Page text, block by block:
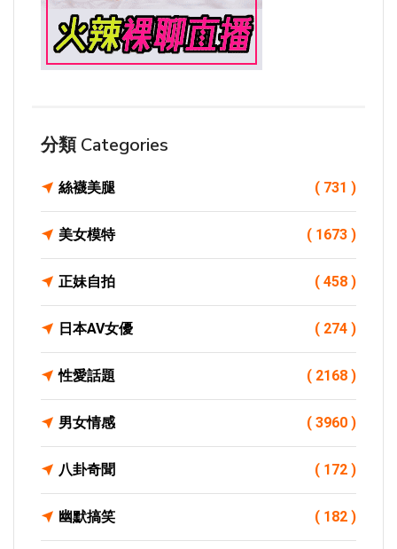
分類 Categories
絲襪美腿 ( 731 )
美女模特 ( 1673 )
正妹自拍 ( 458 )
日本AV女優 ( 274 )
性愛話題 ( 2168 )
男女情感 ( 3960 )
八卦奇聞 ( 172 )
幽默搞笑 ( 182 )